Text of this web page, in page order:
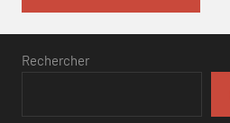
Rechercher